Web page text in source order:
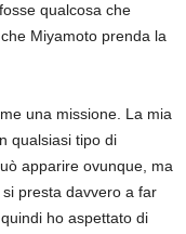
qualcosa che
Miyamoto prenda la
una missione. La mia
qualsiasi tipo di
apparire ovunque, ma
si presta davvero a far
ho aspettato di